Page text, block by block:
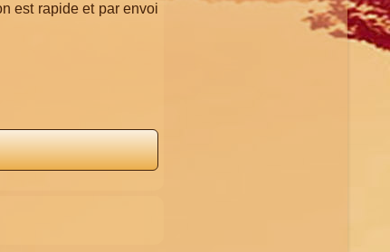
est rapide et par envoi